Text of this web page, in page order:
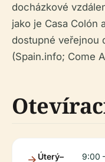
docházkové
jako je Casa Colón
dostupné veřejnou
(Spain.info; Come
Úterý–
9:00